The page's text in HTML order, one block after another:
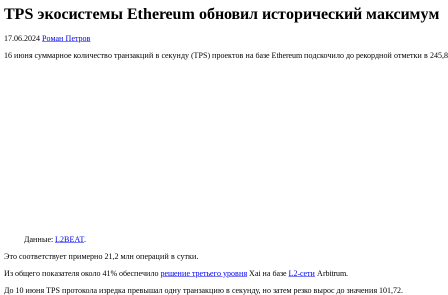
TPS экосистемы Ethereum обновил исторический максимум
17.06.2024 Роман Петров
16 июня суммарное количество транзакций в секунду (TPS) проектов на базе Ethereum подскочило до рекордной отметки в
Данные: L2BEAT.
Это соответствует примерно 21,2 млн операций в сутки.
Из общего показателя около 41% обеспечило решение третьего уровня Xai на базе L2-сети Arbitrum.
До 10 июня TPS протокола изредка превышал одну транзакцию в секунду, но затем резко вырос до значения 101,72.